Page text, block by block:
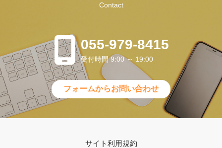
Contact
055-979-8415
受付時間 9:00 ～ 19:00
フォームからお問い合わせ
サイト利用規約